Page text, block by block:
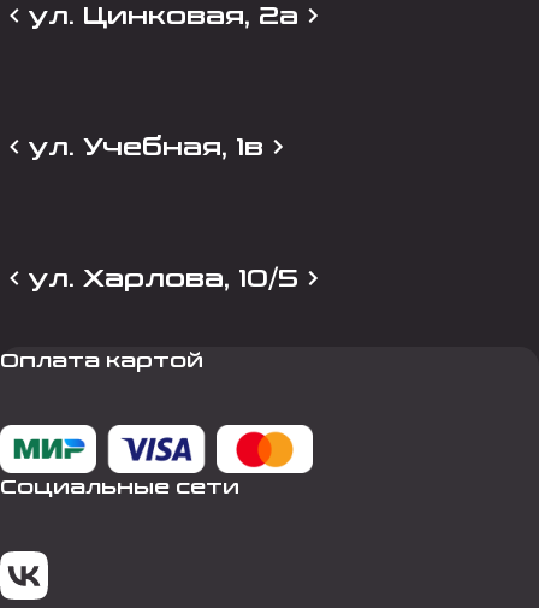
ул. Цинковая, 2а
ул. Учебная, 1в
ул. Харлова, 10/5
Оплата картой
Социальные сети